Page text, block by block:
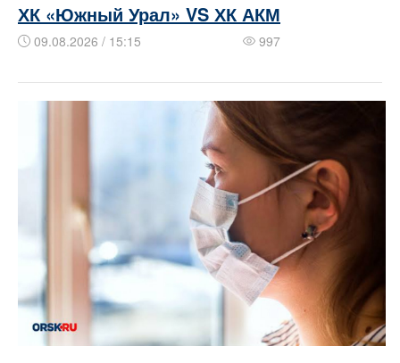
ХК «Южный Урал» VS ХК АКМ
09.08.2026 / 15:15 997